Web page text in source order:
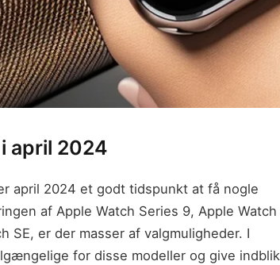
april 2024
april 2024 et godt tidspunkt at få nogle
af Apple Watch Series 9, Apple Watch
SE, er der masser af valgmuligheder. I
for disse modeller og give indblik